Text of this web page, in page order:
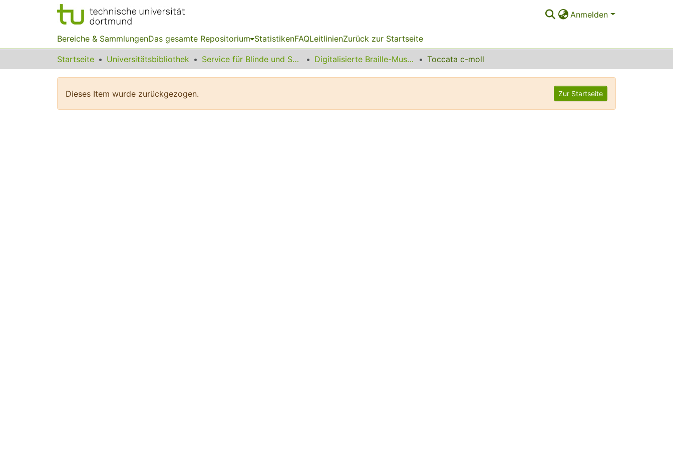
Anmelden
Bereiche & SammlungenDas gesamte Repositorium StatistikenFAQLeitlinienZurück zur Startseite
Startseite Universitätsbibliothek Service für Blinde und Sehbehinderte Digitalisierte Braille-Musik-Matrizen des VzfB Toccata c-moll
Dieses Item wurde zurückgezogen. Zur Startseite